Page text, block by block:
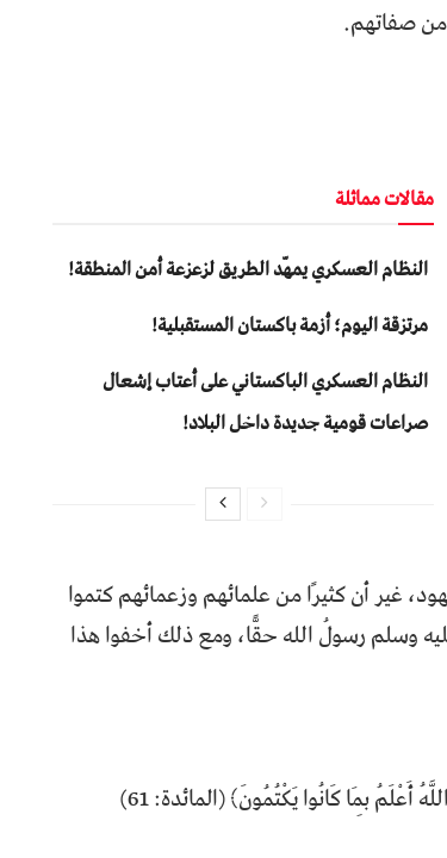
صفاتهم.
مقالات مماثلة
النظام العسكري يمهّد الطريق لزعزعة أمن المنطقة!
مرتزقة اليوم؛ أزمة باكستان المستقبلية!
النظام العسكري الباكستاني على أعتاب إشعال
صراعات قومية جديدة داخل البلاد!
غير أن كثيرًا من علمائهم وزعمائهم كتموا
وسلم رسولُ الله حقًّا، ومع ذلك أخفوا هذا
بِمَا كَانُوا يَكْتُمُونَ﴾ (المائدة: 61)